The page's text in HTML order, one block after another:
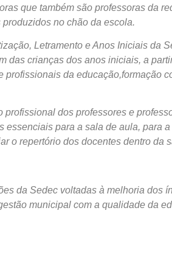
que também são professoras da
no chão da escola.
Letramento e Anos Iniciais da
das crianças dos anos iniciais, a
da educação,formação
profissional dos professores e
essenciais para a sala de aula, para a
o repertório dos docentes dentro da
da Sedec voltadas à melhoria dos
municipal com a qualidade da